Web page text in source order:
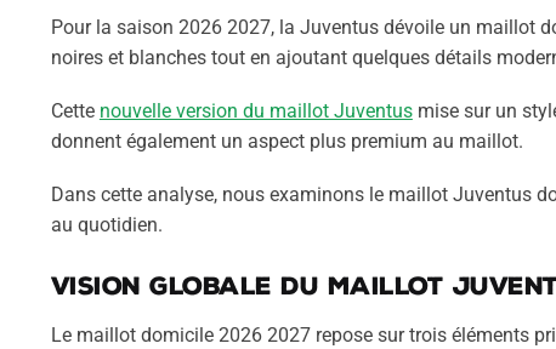
Pour la saison 2026 2027, la Juventus dévoile un maillot
noires et blanches tout en ajoutant quelques détails
Cette nouvelle version du maillot Juventusmise sur un
donnent également un aspect plus premium au maillot.
Dans cette analyse, nous examinons le maillot Juventus
au quotidien.
Vision globale du maillot
Le maillot domicile 2026 2027 repose sur trois éléments